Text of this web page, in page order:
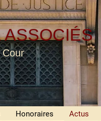
Cour
Honoraires Actus